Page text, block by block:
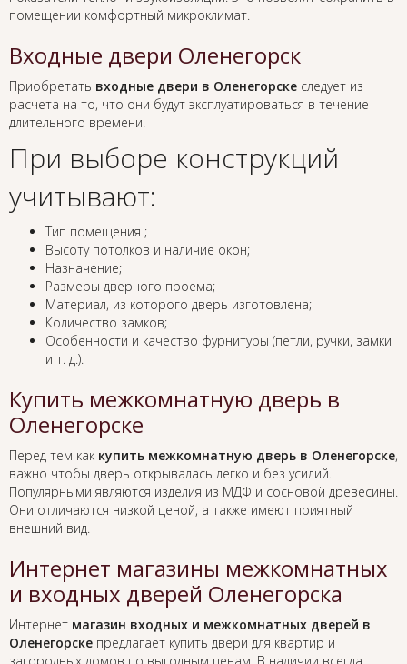
помещении комфортный микроклимат.
Входные двери Оленегорск
Приобретать входные двери в Оленегорске следует из
расчета на то, что они будут эксплуатироваться в течение
длительного времени.
При выборе конструкций
учитывают:
Тип помещения ;
Высоту потолков и наличие окон;
Назначение;
Размеры дверного проема;
Материал, из которого дверь изготовлена;
Количество замков;
Особенности и качество фурнитуры (петли, ручки, замки
и т. д.).
Купить межкомнатную дверь в
Оленегорске
Перед тем как купить межкомнатную дверь в Оленегорске,
важно чтобы дверь открывалась легко и без усилий.
Популярными являются изделия из МДФ и сосновой древесины.
Они отличаются низкой ценой, а также имеют приятный
внешний вид.
Интернет магазины межкомнатных
и входных дверей Оленегорска
Интернет магазин входных и межкомнатных дверей в
Оленегорске предлагает купить двери для квартир и